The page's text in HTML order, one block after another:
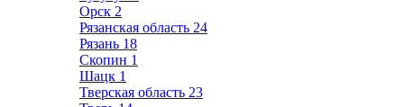
Орск 2
Рязанская область 24
Рязань 18
Скопин 1
Шацк 1
Тверская область 23